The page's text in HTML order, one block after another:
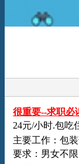
很重要--求职必
24元/小时.包吃
主要工作：包
要求：男女不